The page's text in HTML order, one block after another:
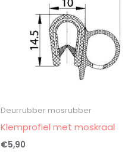
Deurrubber mosrubber
Klemprofiel met moskraal
€5,90